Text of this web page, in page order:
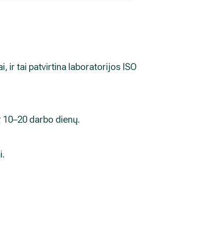
ir tai patvirtina laboratorijos ISO
darbo dienų.